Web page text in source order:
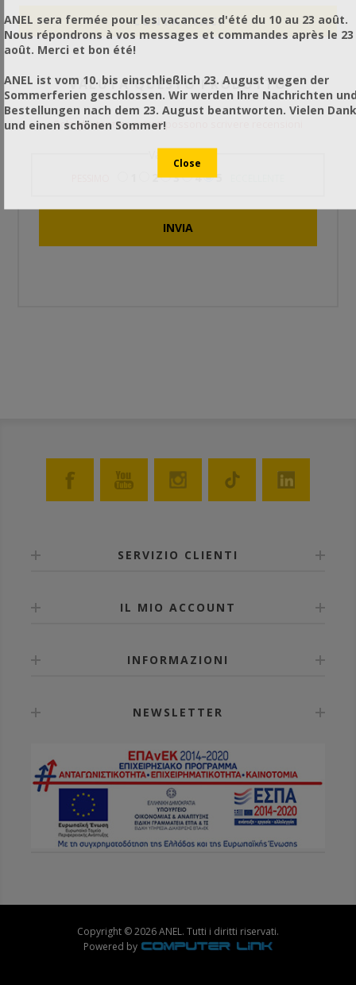
CONTATTACI
VALUTA QUESTO PRODOTTO
Solo gli utenti registrati possono scrivere recensioni
2 3 4 5
SERVIZIO CLIENTI
IL MIO ACCOUNT
INFORMAZIONI
NEWSLETTER
Copyright © 2026 ANEL. Tutti i diritti riservati.
Powered by
ANEL sera fermée pour les vacances d'été du 10 au 23 août.
Nous répondrons à vos messages et commandes après le 23
août. Merci et bon été!
ANEL ist vom 10. bis einschließlich 23. August wegen der
Sommerferien geschlossen. Wir werden Ihre Nachrichten
Bestellungen nach dem 23. August beantworten. Vielen Dank
und einen schönen Sommer!